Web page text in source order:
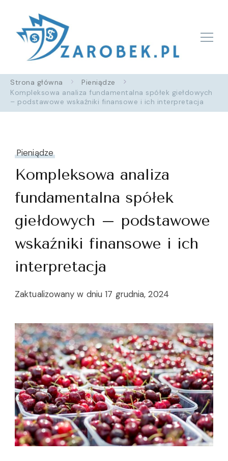
Strona główna
Pieniądze
Kompleksowa analiza fundamentalna spółek giełdowych
– podstawowe wskaźniki finansowe i ich interpretacja
Pieniądze
Kompleksowa analiza
fundamentalna spółek
giełdowych – podstawowe
wskaźniki finansowe i ich
interpretacja
Zaktualizowany w dniu17 grudnia, 2024